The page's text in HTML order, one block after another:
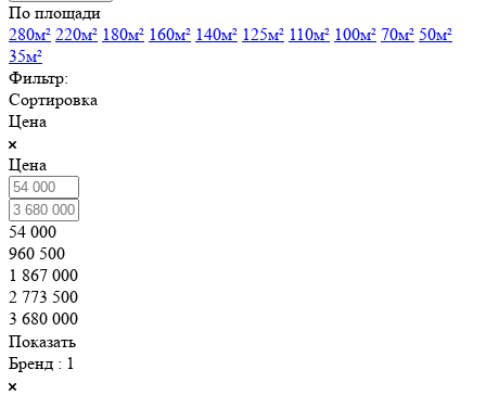
По площади
280м² 220м² 180м² 160м² 140м² 125м² 110м² 100м² 70м² 50м²
35м²
Фильтр:
Сортировка
Цена
Цена
54 000
960 500
1 867 000
2 773 500
3 680 000
Показать
Бренд : 1